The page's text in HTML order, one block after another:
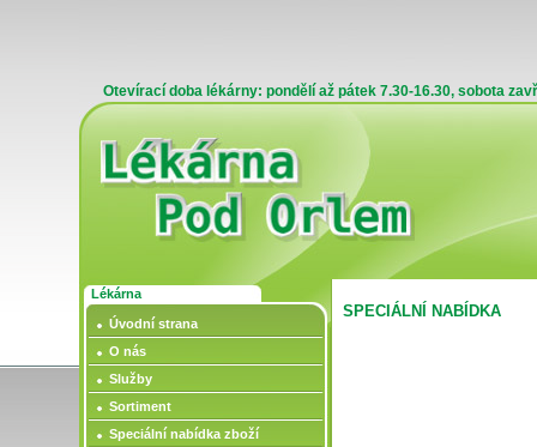
Otevírací doba lékárny: pondělí až pátek 7.30-16.30, sobota
Lékárna
Úvodní strana
O nás
Služby
Sortiment
Speciální nabídka zboží
SPECIÁLNÍ NABÍDKA